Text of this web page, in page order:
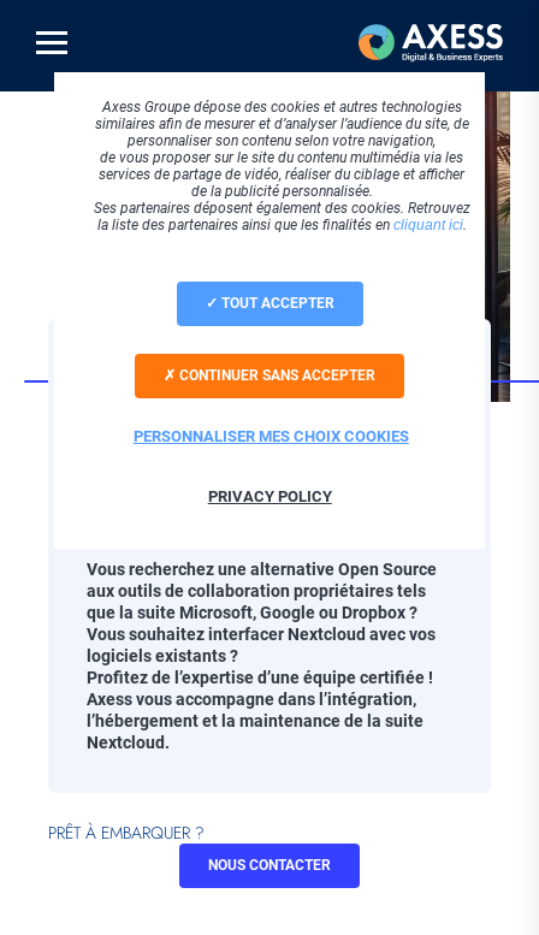
contenu
principal
CLOUD COMPUTING
Nextcloud : confiez
votre suite
collaborative à un
Vous recherchez une alternative Open Source
aux outils de collaboration propriétaires tels
que la suite Microsoft, Google ou Dropbox ?
Vous souhaitez interfacer Nextcloud avec vos
logiciels existants ?
Profitez de l’expertise d’une équipe certifiée !
Axess vous accompagne dans l’intégration,
l’hébergement et la maintenance de la suite
Nextcloud.
PRÊT À EMBARQUER ?
NOUS CONTACTER
Axess Groupe dépose des cookies et autres technologies
similaires afin de mesurer et d’analyser l’audience du site, de
personnaliser son contenu selon votre navigation,
de vous proposer sur le site du contenu multimédia via les
services de partage de vidéo, réaliser du ciblage et afficher
de la publicité personnalisée.
Ses partenaires déposent également des cookies. Retrouvez
la liste des partenaires ainsi que les finalités en cliquant ici.
TOUT ACCEPTER
CONTINUER SANS ACCEPTER
PERSONNALISER MES CHOIX COOKIES
PRIVACY POLICY